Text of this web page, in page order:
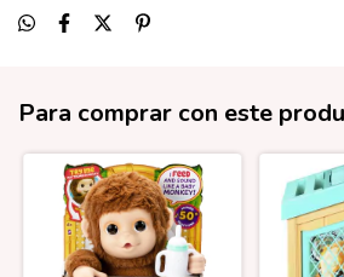
Para comprar con este